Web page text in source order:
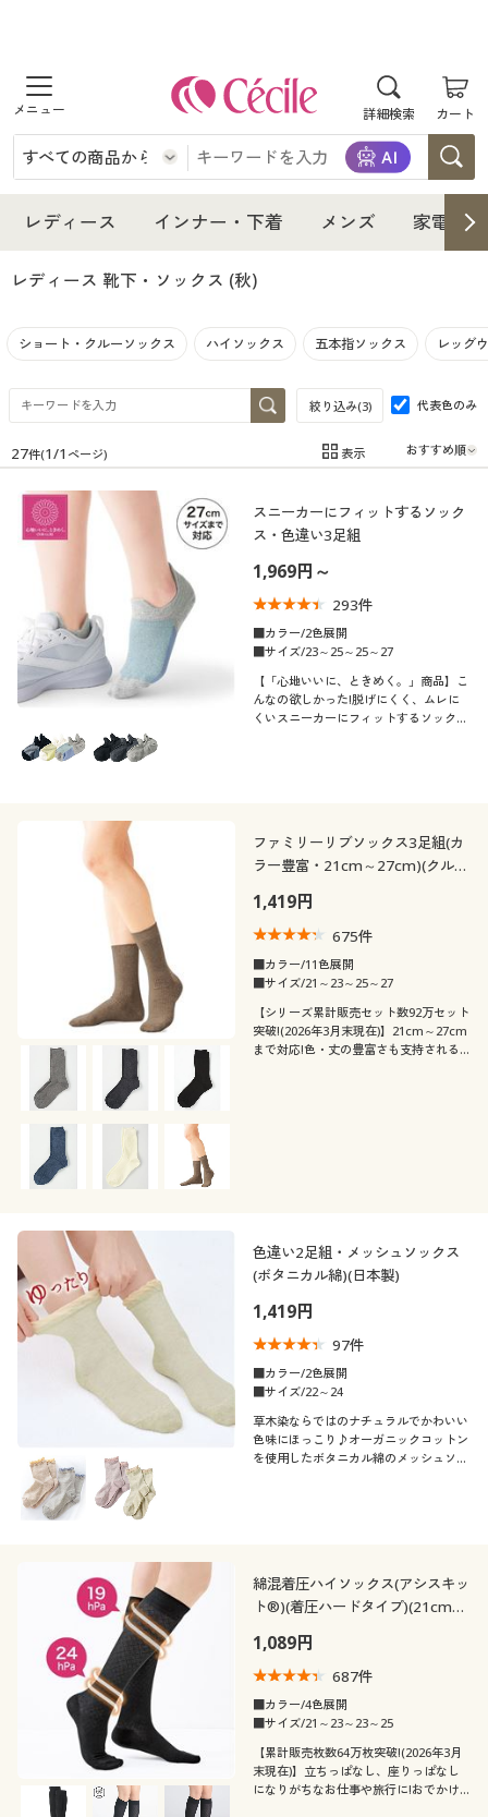
詳細検索 カート
商品を探す
レディース
レディースファッション
女性下着
インナー・下着
インナー・下着通販すべて
女性下着
メンズ下着
ジュニア・ティーンズ下着
メンズ
メンズ通販すべて
メンズファッション
メンズ下着
家電・雑貨
家電・雑貨すべて
家電
キッチン・雑貨・日用品
寝具・インテリア・家具
寝具・インテリア・家具通販すべて
家具・収納
カーテン・ラグ・ファブリック
美容・健康
美容・健康通販すべて
美容・健康・サプリメント
制服・スクール
制服・スクールすべて
制服・学生服
ジュニア・ティーンズ下着
大きいサイズ
大きいサイズ通販すべて
大きいサイズ レディース服
大きいサイズ レディース下着
大きいサイズ メンズ
大きいサイズ 事務・制服
バーゲン
バーゲンセール
シークレットセール
詳細検索
商品カテゴリ一覧
カタログ・チラシからのご注文
デジタルカタログ
カタログ無料プレゼント
会員メニュー
マイページ
閲覧履歴
サポート
ご利用ガイド
よくある質問とお問い合わせ
レディース インナー・下着 メンズ 家電・
レディース 靴下・ソックス (秋)
ショート・クルーソックス ハイソックス 五本指ソックス レッグ
絞り込み(3) 代表色のみ
在庫 在庫のある商品のみ表示
カテゴリ
口コミ
(4〜4.9)
(3〜3.9)
22.5 23 23.5
27
で絞り込む
無地 ワンポイント
ボタニカル柄 刺繍
素材
ナイロン ウール
コットン・綿100 スウェット
レース
機能・特徴
ウォッシャブル(洗
える)
抗菌防臭
シーン
スクール
テイスト
ナチュラル
フェミニン
着用感
10代 20代
30代
50代 60代
シーズン
春
秋 冬
価格 ～ 円 絞込
27件(1/1 ページ) 表示
スニーカーにフィットするソック
ス・色違い3足組
1,969円～
293件
■カラー/2色展開
■サイズ/23～25～25～27
【「心地いいに、ときめく。」商品】こ
んなの欲しかった!脱げにくく、ムレに
くいスニーカーにフィットするソック
ファミリーリブソックス3足組(カ
ラー豊富・21cm～27cm)(クルー
1,419円
675件
■カラー/11色展開
■サイズ/21～23～25～27
【シリーズ累計販売セット数92万セット
突破!(2026年3月末現在)】21cm～27cm
まで対応!色・丈の豊富さも支持される
色違い2足組・メッシュソックス
(ボタニカル綿)(日本製)
1,419円
97件
■カラー/2色展開
■サイズ/22～24
草木染ならではのナチュラルでかわいい
色味にほっこり♪オーガニックコットン
を使用したボタニカル綿のメッシュソッ
綿混着圧ハイソックス(アシスキッ
ト®)(着圧ハードタイプ)(21cmサ
1,089円
687件
■カラー/4色展開
■サイズ/21～23～23～25
【累計販売枚数64万枚突破!(2026年3月
末現在)】立ちっぱなし、座りっぱなし
になりがちなお仕事や旅行に!おでかけ